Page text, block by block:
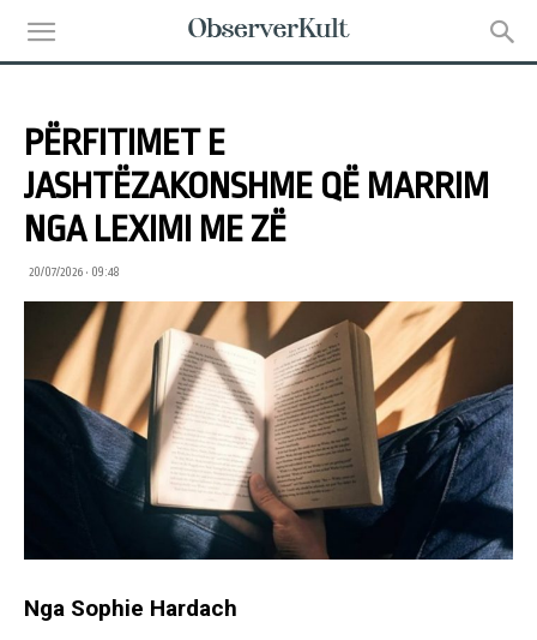
PËRFITIMET E
JASHTËZAKONSHME QË MARRIM
NGA LEXIMI ME ZË
20/07/2026 • 09:48
Nga Sophie Hardach